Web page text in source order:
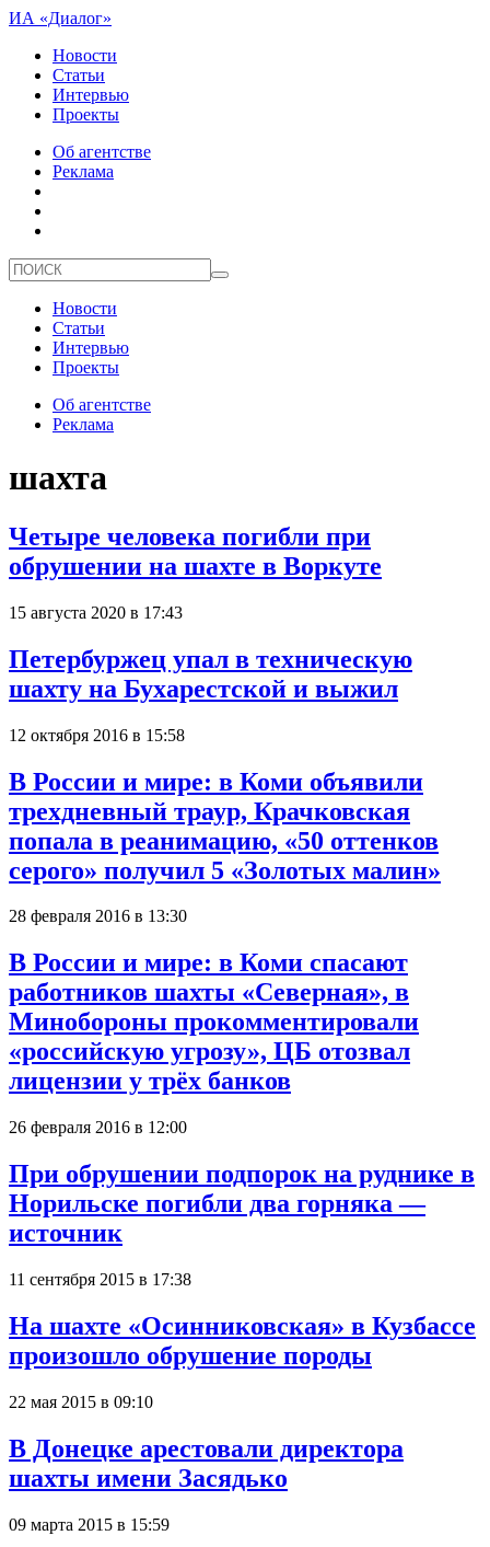
ИА «Диалог»
Новости
Статьи
Интервью
Проекты
Об агентстве
Реклама
Новости
Статьи
Интервью
Проекты
Об агентстве
Реклама
шахта
Четыре человека погибли при
обрушении на шахте в Воркуте
15 августа 2020 в 17:43
Петербуржец упал в техническую
шахту на Бухарестской и выжил
12 октября 2016 в 15:58
В России и мире: в Коми объявили
трехдневный траур, Крачковская
попала в реанимацию, «50 оттенков
серого» получил 5 «Золотых малин»
28 февраля 2016 в 13:30
В России и мире: в Коми спасают
работников шахты «Северная», в
Минобороны прокомментировали
«российскую угрозу», ЦБ отозвал
лицензии у трёх банков
26 февраля 2016 в 12:00
При обрушении подпорок на руднике в
Норильске погибли два горняка —
источник
11 сентября 2015 в 17:38
На шахте «Осинниковская» в Кузбассе
произошло обрушение породы
22 мая 2015 в 09:10
В Донецке арестовали директора
шахты имени Засядько
09 марта 2015 в 15:59